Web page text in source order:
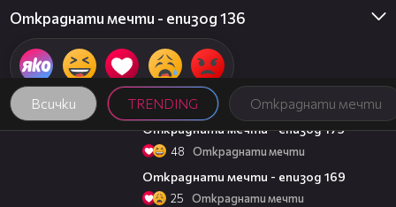
Всички TRENDING Откраднати мечти
Откраднати мечти - епизод 136
43:39
Откраднати мечти - епизод 175
48 Откраднати мечти
Откраднати мечти - епизод 169
25 Откраднати мечти